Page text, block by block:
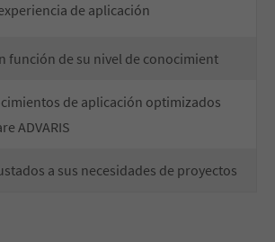
de aplicación
función de su nivel de conocimient
de aplicación optimizados
ADVARIS
a sus necesidades de proyectos